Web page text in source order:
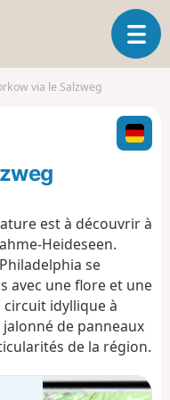
O
u
i
r
l
v
a
i
o
via le Salzweg
est à découvrir à
Heideseen.
se
avec une flore et une
idyllique à
de panneaux
de la région.